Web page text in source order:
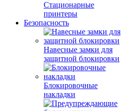
Стационарные
принтеры
Безопасность
Навесные замки для
защитной блокировки
Блокировочные
накладки